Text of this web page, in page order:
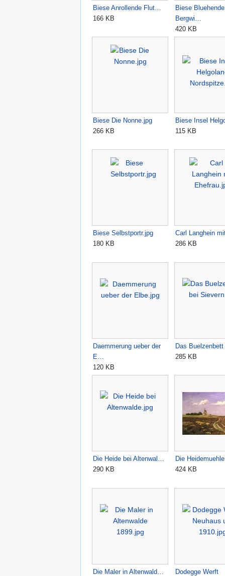
Biese Anrollende Flut…
166 KB
Biese Bluehende
Bergwi…
420 KB
Biese Die Nonne.jpg
266 KB
Biese Insel
115 KB
Biese Selbstportr.jpg
180 KB
Carl Langhein
286 KB
Daemmerung ueber der
E…
120 KB
Das
285 KB
Die Heide bei Altenwal…
290 KB
Die
424 KB
Die Maler in Altenwald…
Dodegge Werft